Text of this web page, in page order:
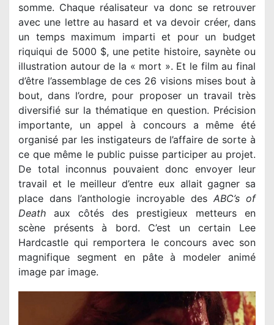
somme. Chaque réalisateur va donc se retrouver
avec une lettre au hasard et va devoir créer, dans
un temps maximum imparti et pour un budget
riquiqui de 5000 $, une petite histoire, saynète ou
illustration autour de la « mort ». Et le film au final
d’être l’assemblage de ces 26 visions mises bout à
bout, dans l’ordre, pour proposer un travail très
diversifié sur la thématique en question. Précision
importante, un appel à concours a même été
organisé par les instigateurs de l’affaire de sorte à
ce que même le public puisse participer au projet.
De total inconnus pouvaient donc envoyer leur
travail et le meilleur d’entre eux allait gagner sa
place dans l’anthologie incroyable des ABC’s of
Death aux côtés des prestigieux metteurs en
scène présents à bord. C’est un certain Lee
Hardcastle qui remportera le concours avec son
magnifique segment en pâte à modeler animé
image par image.